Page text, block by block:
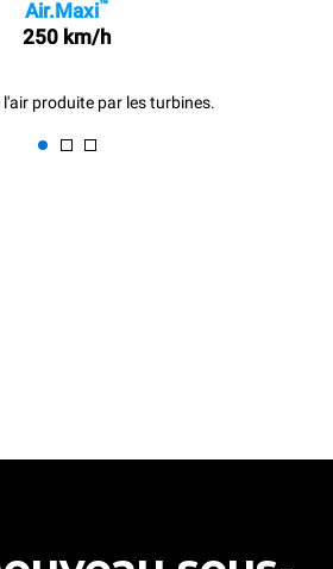
Air.Maxi™
250 km/h
l'air produite par les turbines.